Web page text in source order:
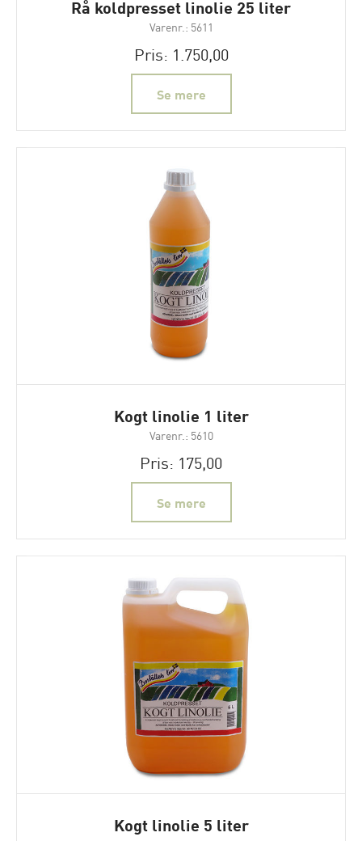
Rå koldpresset linolie 25 liter
Varenr.: 5611
Pris: 1.750,00
Se mere
Kogt linolie 1 liter
Varenr.: 5610
Pris: 175,00
Se mere
Kogt linolie 5 liter